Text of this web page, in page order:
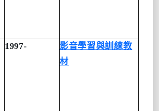
1997- 影音學習與訓練教
材